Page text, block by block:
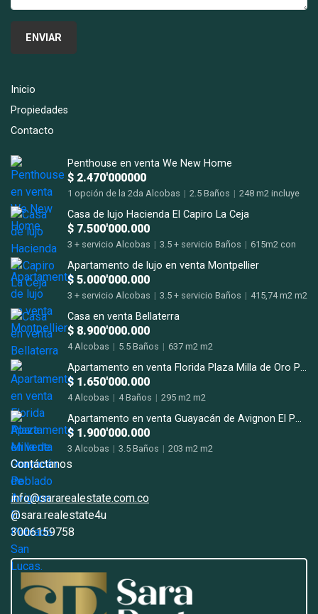
Inicio
Propiedades
Contacto
Penthouse en venta We New Home
$ 2.470'000000
1 opción de la 2da Alcobas | 2.5 Baños | 248 m2 incluye
Casa de lujo Hacienda El Capiro La Ceja
$ 7.500'000.000
3 + servicio Alcobas | 3.5 + servicio Baños | 615m2 con
Apartamento de lujo en venta Montpellier
$ 5.000'000.000
3 + servicio Alcobas | 3.5 + servicio Baños | 415,74 m2 m2
Casa en venta Bellaterra
$ 8.900'000.000
4 Alcobas | 5.5 Baños | 637 m2 m2
Apartamento en venta Florida Plaza Milla de Oro Poblado
$ 1.650'000.000
4 Alcobas | 4 Baños | 295 m2 m2
Apartamento en venta Guayacán de Avignon El Poblado San Lucas.
$ 1.900'000.000
3 Alcobas | 3.5 Baños | 203 m2 m2
Contáctanos
info@sararealestate.com.co
@sara.realestate4u
3006159758